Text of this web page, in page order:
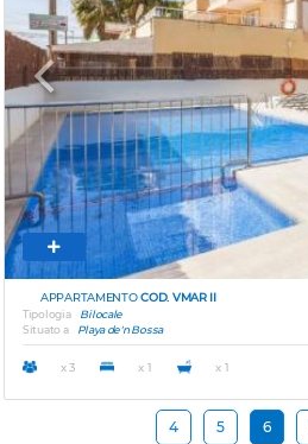
Previous
APPARTAMENTOCOD. VMAR II
Tipologia
Bilocale
Situato a
Playa de'n Bossa
x 3 x 1 x 1
4 5 6